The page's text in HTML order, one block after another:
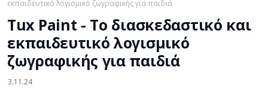
εκπαιδευτικό λογισμικό ζωγραφικής για παιδιά
Tux Paint - Το διασκεδαστικό και
εκπαιδευτικό λογισμικό
ζωγραφικής για παιδιά
3.11.24